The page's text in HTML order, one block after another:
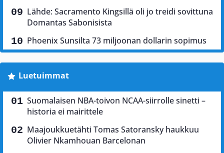
Lähde: Sacramento Kingsillä oli jo treidi sovittuna
Domantas Sabonisista
Phoenix Sunsilta 73 miljoonan dollarin sopimus
Luetuimmat
Suomalaisen NBA-toivon NCAA-siirrolle sinetti –
historia ei mairittele
Maajoukkuetähti Tomas Satoransky haukkuu
Olivier Nkamhouan Barcelonan